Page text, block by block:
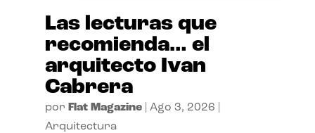
Las lecturas que
recomienda… el
arquitecto Ivan
Cabrera
por Flat Magazine| Ago 3, 2026
Arquitectura